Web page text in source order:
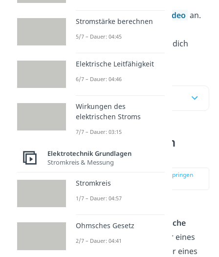
Video an.
Themenschwerpunkte für dich
Halbleiter einfach
erklärt
zur Stelle im Video springen
Materialien, deren
elektrische
Leitfähigkeit
zwischen der eines
Leiters, wie Kupfer, und der eines
Stromstärke berechnen
5/7 – Dauer: 04:45
Elektrische Leitfähigkeit
6/7 – Dauer: 04:46
Wirkungen des
elektrischen Stroms
7/7 – Dauer: 03:15
Elektrotechnik Grundlagen
Stromkreis & Messung
Stromkreis
1/7 – Dauer: 04:57
Ohmsches Gesetz
2/7 – Dauer: 04:41